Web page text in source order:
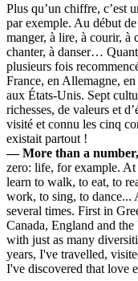
Plus qu’un chiffre, c’est
par exemple. Au début
manger, à lire, à courir, à
chanter, à danser…
plusieurs fois
France, en Allemagne,
aux États-Unis. Sept
richesses, de valeurs et
visité et connu les cinq
existait partout !
— More than a
zero: life, for example.
learn to walk, to eat, to
work, to sing, to dance...
several times. First in
Canada, England and
with just as many
years, I've travelled,
I've discovered that love